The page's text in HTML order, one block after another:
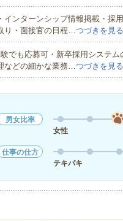
ンターンシップ情報掲載・採
り・面接官の日程…つづきを見る
でも応募可・新卒採用システム
などの細かな業務…つづきを見る
男女比率
女性
仕事の仕方
テキパキ